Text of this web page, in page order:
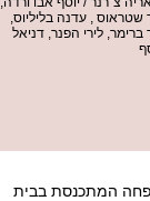
שטראוס , עדנה בליליוס,
לירי הפנר, דניאל
המתכנסת בבית